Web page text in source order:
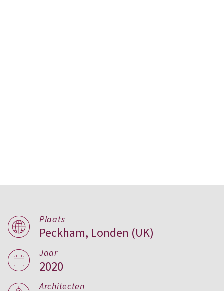
Costa Street, Londen
Plaats
Peckham, Londen (UK)
Jaar
2020
Architecten